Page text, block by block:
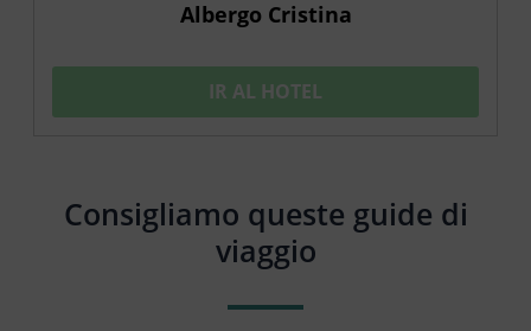
Albergo Cristina
IR AL HOTEL
Consigliamo queste guide di
viaggio